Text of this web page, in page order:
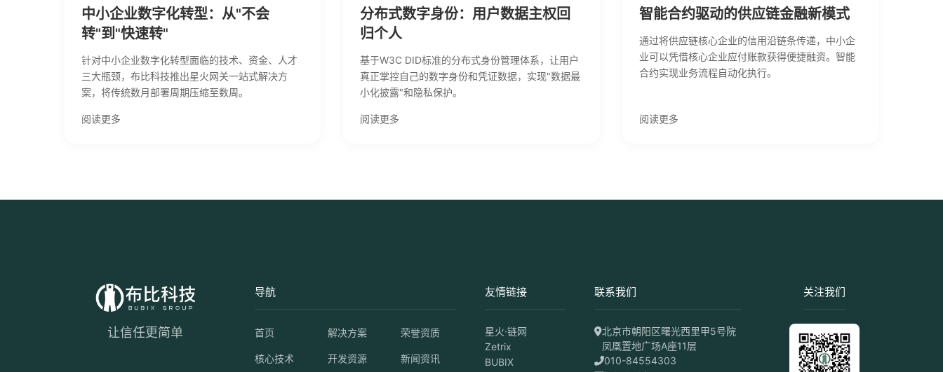
中小企业数字化转型：从"不会
转"到"快速转"
针对中小企业数字化转型面临的技术、资金、人才
三大瓶颈，布比科技推出星火网关一站式解决方
案，将传统数月部署周期压缩至数周。
阅读更多
分布式数字身份：用户数据主权回
归个人
基于W3C DID标准的分布式身份管理体系，让用户
真正掌控自己的数字身份和凭证数据，实现"数据最
小化披露"和隐私保护。
阅读更多
智能合约驱动的供应链金融新模式
通过将供应链核心企业的信用沿链条传递，中小企
业可以凭借核心企业应付账款获得便捷融资。智能
合约实现业务流程自动化执行。
阅读更多
让信任更简单
导航
首页
核心技术
解决方案
开发资源
荣誉资质
新闻资讯
友情链接
星火·链网
Zetrix
BUBIX
联系我们
北京市朝阳区曙光西里甲5号院
凤凰置地广场A座11层
010-84554303
关注我们